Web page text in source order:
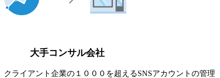
大手コンサル会社
クライアント企業の１０００を超えるSNSアカウントの管理